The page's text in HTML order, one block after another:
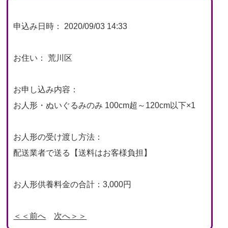
申込み日時： 2020/09/03 14:33
お住い： 荒川区
お申し込み内容：
お人形・ぬいぐるみのみ 100cm超～120cm以下×1
お人形の受け渡し方法：
配送業者で送る【送料はお客様負担】
お人形供養料金の合計：3,000円
＜＜前へ 次へ＞＞